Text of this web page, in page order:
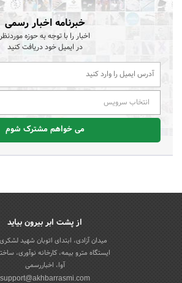
خبرنامه اخبار رسمی
اخبار را با توجه به حوزه موردنظر
در ایمیل خود دریافت کنید
انتخاب سرویس
می خواهم مشترک شوم
از پشت ابر بیرون بیاید
میدان آزادی، ابتدای اتوبان شهید
ایستگاه مترو بیمه، کارخانه نوآوری،
آوا، اخباررسمی
support@akhbarrasmi.com